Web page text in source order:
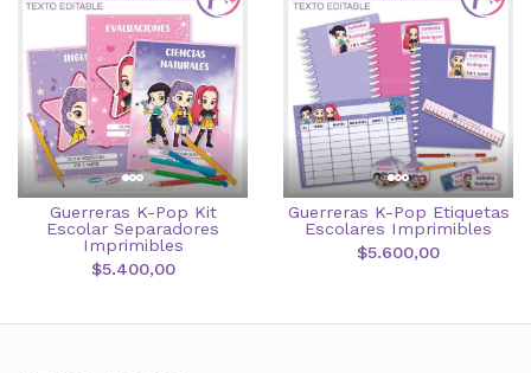
Guerreras K-Pop Kit
Escolar Separadores
Imprimibles
$5.400,00
Guerreras K-Pop Etiquetas
Escolares Imprimibles
$5.600,00